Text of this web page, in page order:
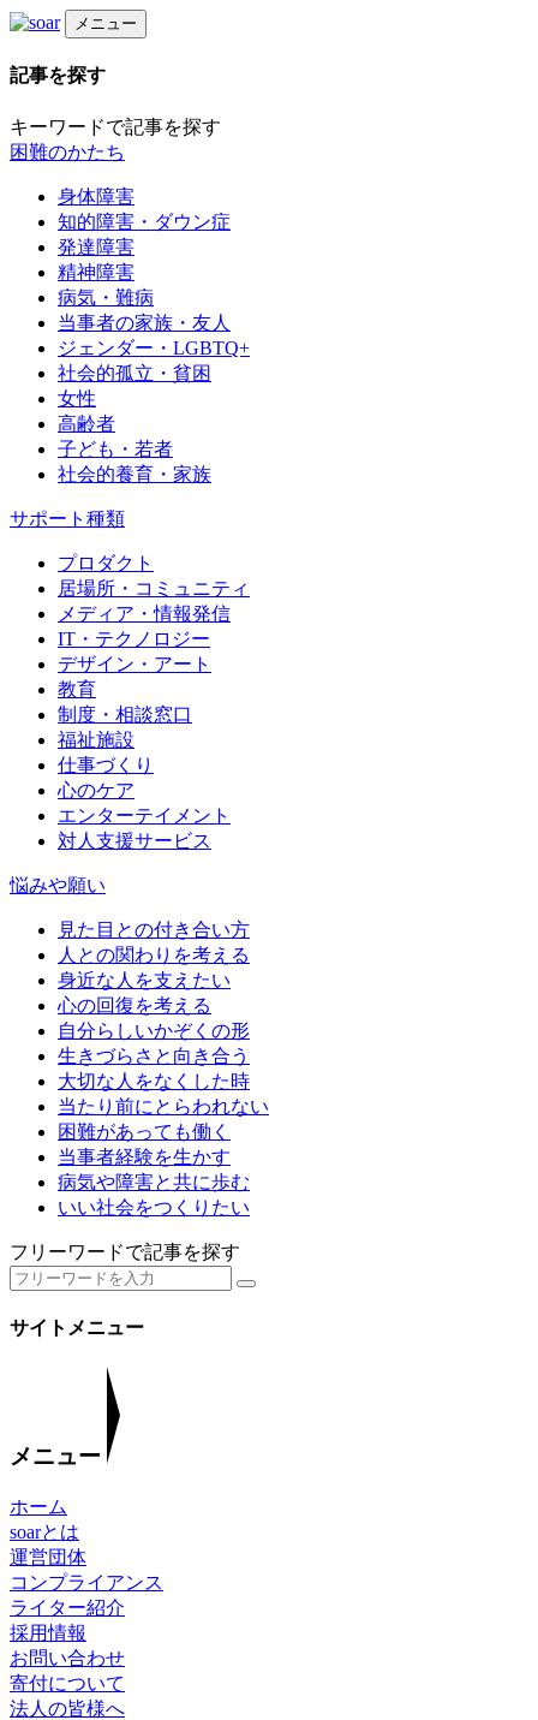
メニュー
記事を探す
キーワードで記事を探す
困難のかたち
身体障害
知的障害・ダウン症
発達障害
精神障害
病気・難病
当事者の家族・友人
ジェンダー・LGBTQ+
社会的孤立・貧困
女性
高齢者
子ども・若者
社会的養育・家族
サポート種類
プロダクト
居場所・コミュニティ
メディア・情報発信
IT・テクノロジー
デザイン・アート
教育
制度・相談窓口
福祉施設
仕事づくり
心のケア
エンターテイメント
対人支援サービス
悩みや願い
見た目との付き合い方
人との関わりを考える
身近な人を支えたい
心の回復を考える
自分らしいかぞくの形
生きづらさと向き合う
大切な人をなくした時
当たり前にとらわれない
困難があっても働く
当事者経験を生かす
病気や障害と共に歩む
いい社会をつくりたい
フリーワードで記事を探す
サイトメニュー
メニュー
ホーム
soarとは
運営団体
コンプライアンス
ライター紹介
採用情報
お問い合わせ
寄付について
法人の皆様へ